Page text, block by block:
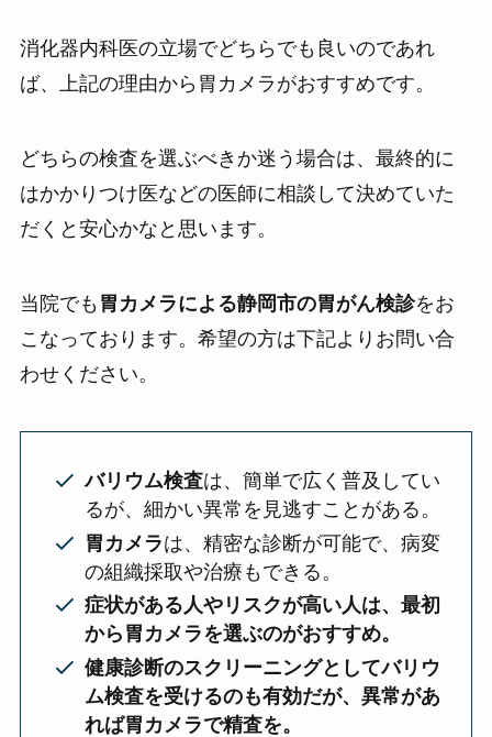
消化器内科医の立場でどちらでも良いのであれ
ば、上記の理由から胃カメラがおすすめです。
どちらの検査を選ぶべきか迷う場合は、最終的に
はかかりつけ医などの医師に相談して決めていた
だくと安心かなと思います。
当院でも 胃カメラによる静岡市の胃がん検診をお
こなっております。希望の方は下記よりお問い合
わせください。
バリウム検査は、簡単で広く普及してい
るが、細かい異常を見逃すことがある。
胃カメラは、精密な診断が可能で、病変
の組織採取や治療もできる。
症状がある人やリスクが高い人は、最初
から胃カメラを選ぶのがおすすめ。
健康診断のスクリーニングとしてバリウ
ム検査を受けるのも有効だが、異常があ
れば胃カメラで精査を。